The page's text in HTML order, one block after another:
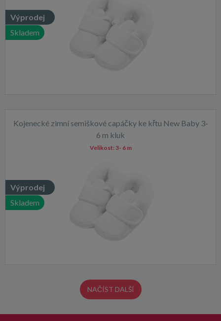
Výprodej
Skladem
Kojenecké zimní semiškové capáčky ke křtu New Baby 3-
6 m kluk
Výprodej
Skladem
Velikost: 3- 6 m
NAČÍST DALŠÍ